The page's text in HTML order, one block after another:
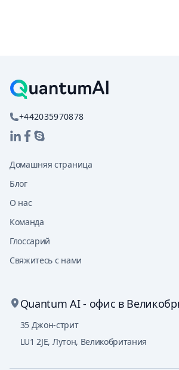
+442035970878
Домашняя страница
Блог
О нас
Команда
Глоссарий
Свяжитесь с нами
Quantum AI - офис в
35 Джон-стрит
LU1 2JE, Лутон, Великобритания